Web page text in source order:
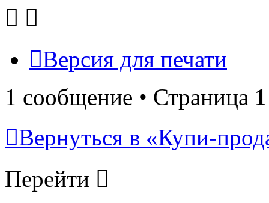
Версия для печати
1 сообщение • Страница 1
Вернуться в «Купи-
Перейти